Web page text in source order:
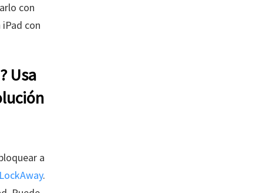
con
con
Usa
a
.